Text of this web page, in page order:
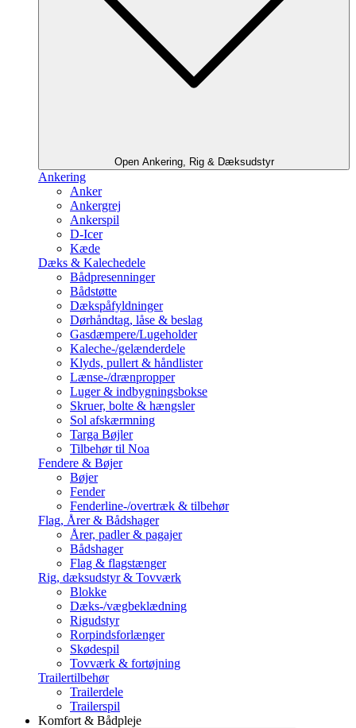
Open Ankering, Rig & Dæksudstyr
Ankering
Anker
Ankergrej
Ankerspil
D-Icer
Kæde
Dæks & Kalechedele
Bådpresenninger
Bådstøtte
Dækspåfyldninger
Dørhåndtag, låse & beslag
Gasdæmpere/Lugeholder
Kaleche-/gelænderdele
Klyds, pullert & håndlister
Lænse-/drænpropper
Luger & indbygningsbokse
Skruer, bolte & hængsler
Sol afskærmning
Targa Bøjler
Tilbehør til Noa
Fendere & Bøjer
Bøjer
Fender
Fenderline-/overtræk & tilbehør
Flag, Årer & Bådshager
Årer, padler & pagajer
Bådshager
Flag & flagstænger
Rig, dæksudstyr & Tovværk
Blokke
Dæks-/vægbeklædning
Rigudstyr
Rorpindsforlænger
Skødespil
Tovværk & fortøjning
Trailertilbehør
Trailerdele
Trailerspil
Komfort & Bådpleje